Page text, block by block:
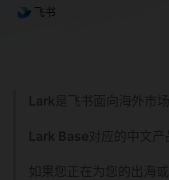
飞书
Lark是飞书面向海外市
Lark Base对应的中文产
如果您正在为您的出海